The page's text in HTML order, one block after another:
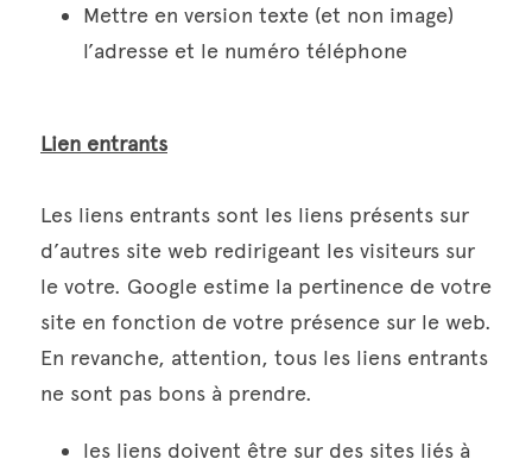
Mettre en version texte (et non image)
l’adresse et le numéro téléphone
Lien entrants
Les liens entrants sont les liens présents sur
d’autres site web redirigeant les visiteurs sur
le votre. Google estime la pertinence de votre
site en fonction de votre présence sur le web.
En revanche, attention, tous les liens entrants
ne sont pas bons à prendre.
les liens doivent être sur des sites liés à